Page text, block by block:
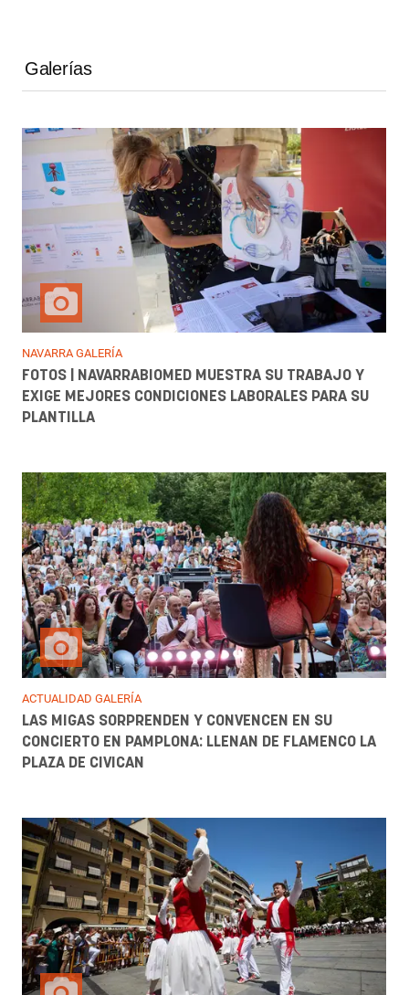
Galerías
NAVARRA GALERÍA
FOTOS | NAVARRABIOMED MUESTRA SU TRABAJO Y
EXIGE MEJORES CONDICIONES LABORALES PARA SU
PLANTILLA
ACTUALIDAD GALERÍA
LAS MIGAS SORPRENDEN Y CONVENCEN EN SU
CONCIERTO EN PAMPLONA: LLENAN DE FLAMENCO LA
PLAZA DE CIVICAN